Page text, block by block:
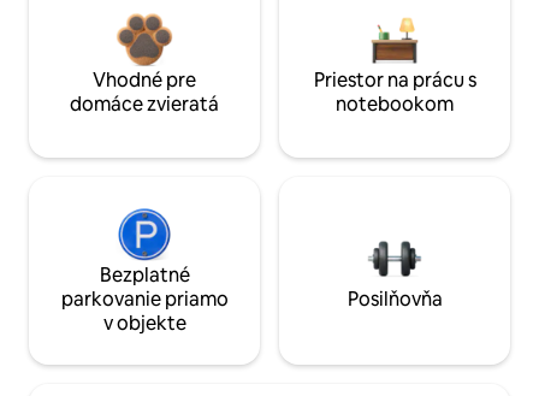
Vhodné pre
domáce zvieratá
Priestor na prácu s
notebookom
Bezplatné
parkovanie priamo
v objekte
Posilňovňa